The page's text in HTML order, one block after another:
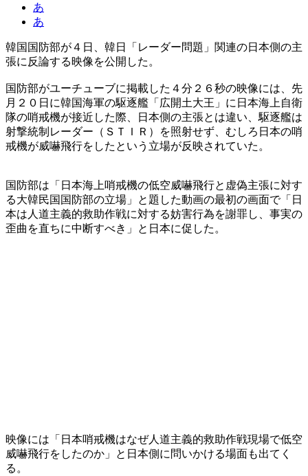
あ
あ
韓国国防部が４日、韓日「レーダー問題」関連の日本側の主
張に反論する映像を公開した。
国防部がユーチューブに掲載した４分２６秒の映像には、先
月２０日に韓国海軍の駆逐艦「広開土大王」に日本海上自衛
隊の哨戒機が接近した際、日本側の主張とは違い、駆逐艦は
射撃統制レーダー（ＳＴＩＲ）を照射せず、むしろ日本の哨
戒機が威嚇飛行をしたという立場が反映されていた。
国防部は「日本海上哨戒機の低空威嚇飛行と虚偽主張に対す
る大韓民国国防部の立場」と題した動画の最初の画面で「日
本は人道主義的救助作戦に対する妨害行為を謝罪し、事実の
歪曲を直ちに中断すべき」と日本に促した。
映像には「日本哨戒機はなぜ人道主義的救助作戦現場で低空
威嚇飛行をしたのか」と日本側に問いかける場面も出てく
る。